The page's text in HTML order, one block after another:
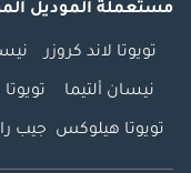
مستعملة الموديل
تويوتا لاند كروزر
نيسان ألتيما
تويوتا هيلوكس جيب